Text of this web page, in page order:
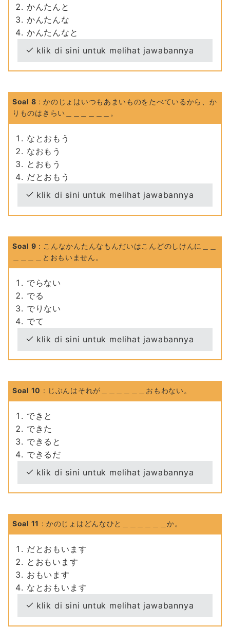
かんたんと
かんたんな
かんたんなと
klik di sini untuk melihat jawabannya
Soal 8 : かのじょはいつもあまいものをたべているから、か
りものはきらい＿＿＿＿＿＿。
なとおもう
なおもう
とおもう
だとおもう
klik di sini untuk melihat jawabannya
Soal 9 : こんなかんたんなもんだいはこんどのしけんに＿＿
＿＿＿＿とおもいません。
でらない
でる
でりない
でて
klik di sini untuk melihat jawabannya
Soal 10 : じぶんはそれが＿＿＿＿＿＿おもわない。
できと
できた
できると
できるだ
klik di sini untuk melihat jawabannya
Soal 11 : かのじょはどんなひと＿＿＿＿＿＿か。
だとおもいます
とおもいます
おもいます
なとおもいます
klik di sini untuk melihat jawabannya